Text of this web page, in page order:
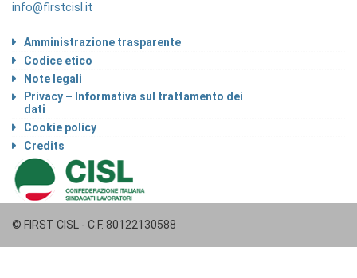
info@firstcisl.it
Amministrazione trasparente
Codice etico
Note legali
Privacy – Informativa sul trattamento dei
dati
Cookie policy
Credits
© FIRST CISL - C.F. 80122130588